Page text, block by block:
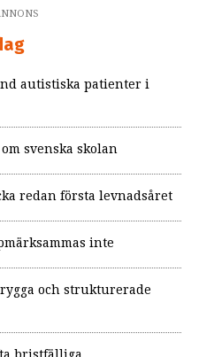
autistiska patienter i
svenska skolan
redan första levnadsåret
inte
och strukturerade
bristfälliga